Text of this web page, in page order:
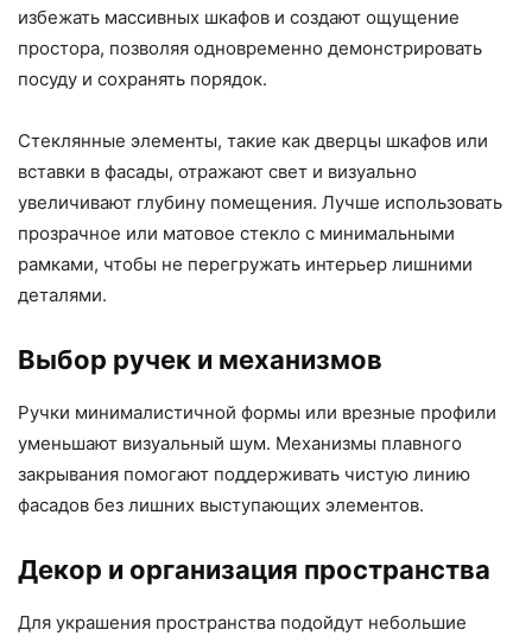
избежать массивных шкафов и создают ощущение
простора, позволяя одновременно демонстрировать
посуду и сохранять порядок.
Стеклянные элементы, такие как дверцы шкафов или
вставки в фасады, отражают свет и визуально
увеличивают глубину помещения. Лучше использовать
прозрачное или матовое стекло с минимальными
рамками, чтобы не перегружать интерьер лишними
деталями.
Выбор ручек и механизмов
Ручки минималистичной формы или врезные профили
уменьшают визуальный шум. Механизмы плавного
закрывания помогают поддерживать чистую линию
фасадов без лишних выступающих элементов.
Декор и организация пространства
Для украшения пространства подойдут небольшие